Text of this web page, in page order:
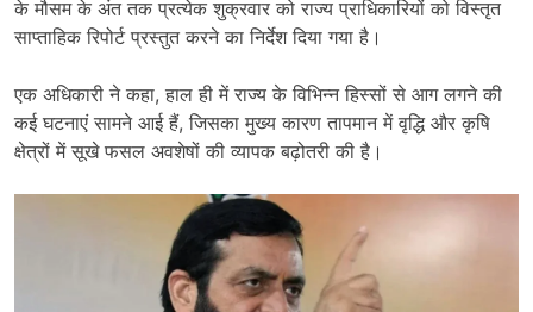
के मौसम के अंत तक प्रत्येक शुक्रवार को राज्य प्राधिकारियों को विस्तृत
साप्ताहिक रिपोर्ट प्रस्तुत करने का निर्देश दिया गया है।
एक अधिकारी ने कहा, हाल ही में राज्य के विभिन्न हिस्सों से आग लगने की
कई घटनाएं सामने आई हैं, जिसका मुख्य कारण तापमान में वृद्धि और कृषि
क्षेत्रों में सूखे फसल अवशेषों की व्यापक बढ़ोतरी की है।